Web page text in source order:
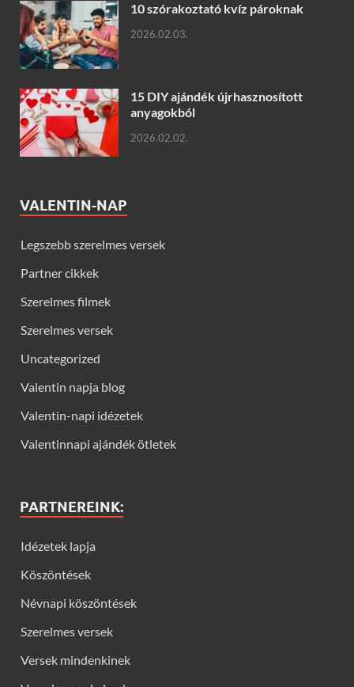
10 szórakoztató kvíz pároknak
2026.02.03.
15 DIY ajándék újrhasznosított
anyagokból
2026.02.02.
VALENTIN-NAP
Legszebb szerelmes versek
Partner cikkek
Szerelmes filmek
Szerelmes versek
Uncategorized
Valentin napja blog
Valentin-napi idézetek
Valentinnapi ajándék ötletek
PARTNEREINK:
Idézetek lapja
Köszöntések
Névnapi köszöntések
Szerelmes versek
Versek mindenkinek